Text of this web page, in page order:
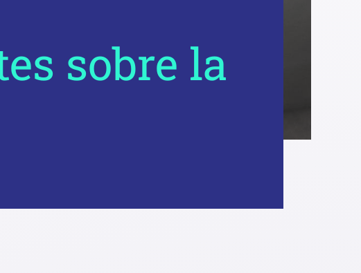
sobre la